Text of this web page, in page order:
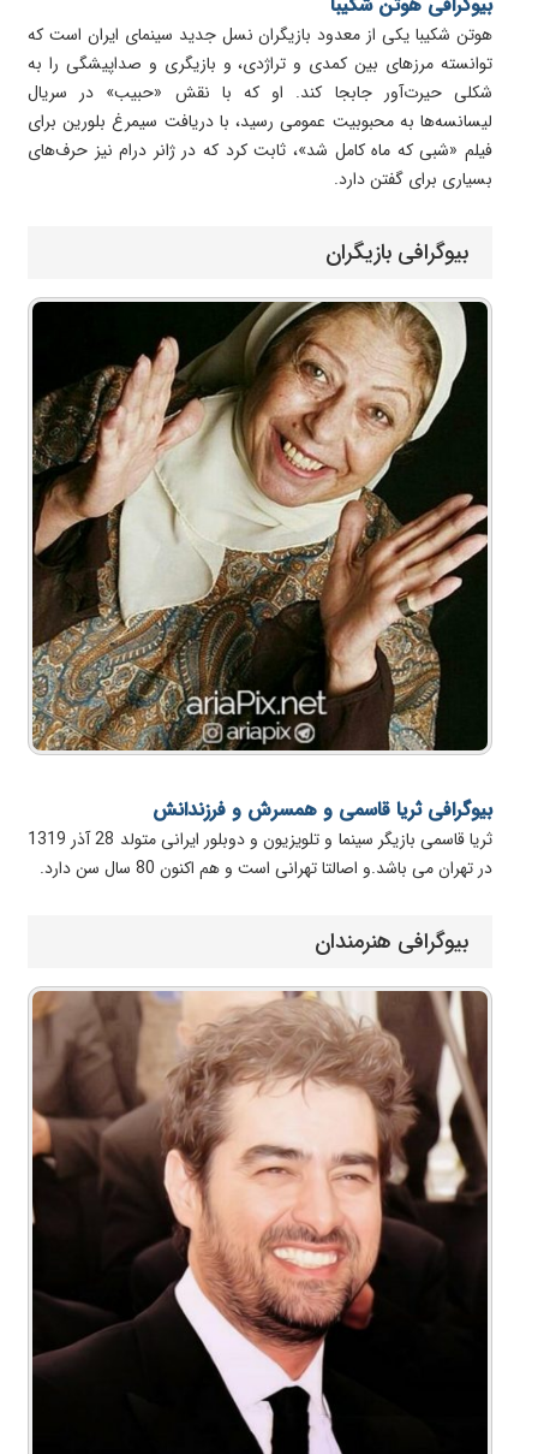
هوتن شکیبا یکی از معدود بازیگران نسل جدید سینمای ایران است که
توانسته مرزهای بین کمدی و تراژدی، و بازیگری و صداپیشگی را به
شکلی حیرت‌آور جابجا کند. او که با نقش «حبیب» در سریال
لیسانسه‌ها به محبوبیت عمومی رسید، با دریافت سیمرغ بلورین برای
فیلم «شبی که ماه کامل شد»، ثابت کرد که در ژانر درام نیز حرف‌های
بسیاری برای گفتن دارد.
بیوگرافی بازیگران
بیوگرافی ثریا قاسمی و همسرش و فرزندانش
ثریا قاسمی بازیگر سینما و تلویزیون و دوبلور ایرانی متولد 28 آذر 1319
در تهران می باشد.و اصالتا تهرانی است و هم اکنون 80 سال سن دارد.
بیوگرافی هنرمندان